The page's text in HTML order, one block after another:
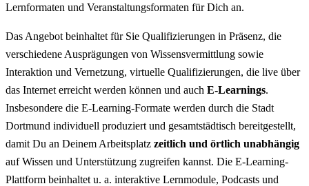
Lernformaten und Veranstaltungsformaten für Dich an.
Das Angebot beinhaltet für Sie Qualifizierungen in Präsenz, die
verschiedene Ausprägungen von Wissensvermittlung sowie
Interaktion und Vernetzung, virtuelle Qualifizierungen, die live über
das Internet erreicht werden können und auch E-Learnings.
Insbesondere die E-Learning-Formate werden durch die Stadt
Dortmund individuell produziert und gesamtstädtisch bereitgestellt,
damit Du an Deinem Arbeitsplatz zeitlich und örtlich unabhängig
auf Wissen und Unterstützung zugreifen kannst. Die E-Learning-
Plattform beinhaltet u. a. interaktive Lernmodule, Podcasts und